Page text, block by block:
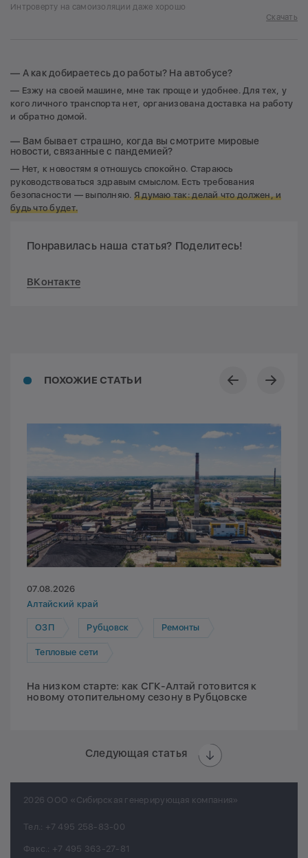
Интроверту на самоизоляции даже хорошо
Скачать
— А как добираетесь до работы? На автобусе?
— Езжу на своей машине, мне так проще и удобнее. Для тех, у
кого личного транспорта нет, организована доставка на работу
и обратно домой.
— Вам бывает страшно, когда вы смотрите мировые
новости, связанные с пандемией?
— Нет, к новостям я отношусь спокойно. Стараюсь
руководствоваться здравым смыслом. Есть требования
безопасности — выполняю. Я думаю так: делай что должен, и
будь что будет.
Понравилась наша статья? Поделитесь!
ВКонтакте
ПОХОЖИЕ СТАТЬИ
07.08.2026
Алтайский край
ОЗП Рубцовск Ремонты
Тепловые сети
На низком старте: как СГК-Алтай готовится к
новому отопительному сезону в Рубцовске
Следующая статья
2026 ООО «Сибирская генерирующая компания»
Тел.: +7 495 258-83-00
Факс.: +7 495 363-27-81